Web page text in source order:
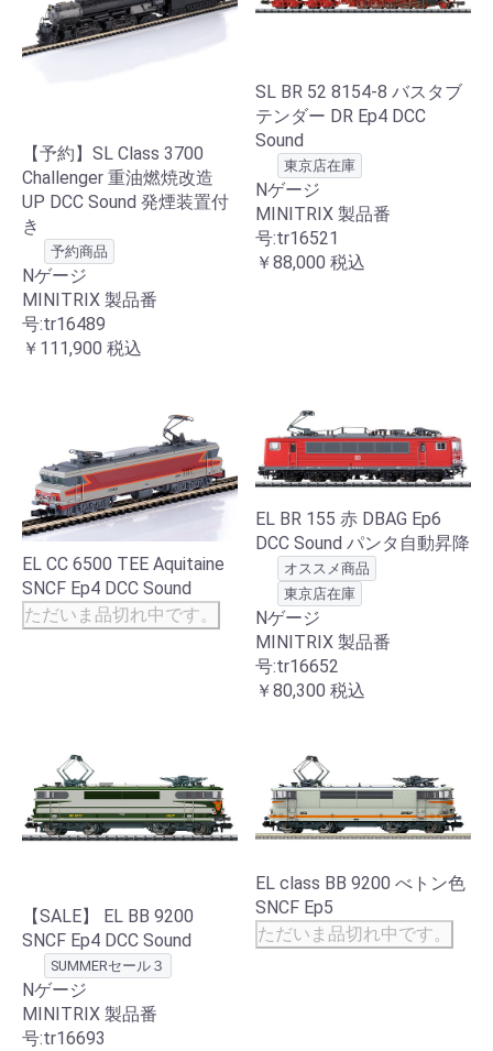
【予約】SL Class 3700
Challenger 重油燃焼改造
UP DCC Sound 発煙装置付
き
予約商品
Nゲージ
MINITRIX 製品番
号:tr16489
￥111,900 税込
SL BR 52 8154-8 バスタブ
テンダー DR Ep4 DCC
Sound
東京店在庫
Nゲージ
MINITRIX 製品番
号:tr16521
￥88,000 税込
EL CC 6500 TEE Aquitaine
SNCF Ep4 DCC Sound
ただいま品切れ中です。
EL BR 155 赤 DBAG Ep6
DCC Sound パンタ自動昇降
オススメ商品
東京店在庫
Nゲージ
MINITRIX 製品番
号:tr16652
￥80,300 税込
【SALE】 EL BB 9200
SNCF Ep4 DCC Sound
SUMMERセール３
Nゲージ
MINITRIX 製品番
号:tr16693
EL class BB 9200 べトン色
SNCF Ep5
ただいま品切れ中です。